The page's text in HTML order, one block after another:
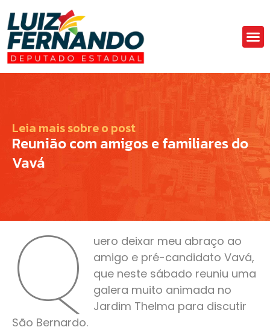
Leia mais sobre o post
Reunião com amigos e familiares do
Vavá
Q
uero deixar meu abraço ao
amigo e pré-candidato Vavá,
que neste sábado reuniu uma
galera muito animada no
Jardim Thelma para discutir
São Bernardo.